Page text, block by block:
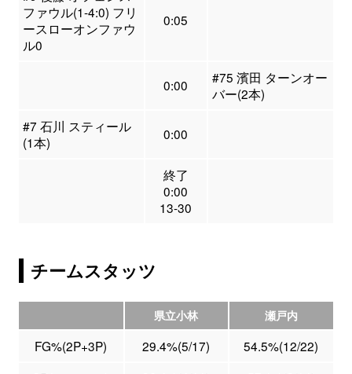
ファウル(1-4:0) フリ
ースローオンファウ
ル0
0:05
0:00
#75 濱田 ターンオー
バー(2本)
#7 石川 スティール
(1本)
0:00
終了
0:00
13-30
チームスタッツ
県立小林 瀬戸内
FG%(2P+3P) 29.4%(5/17)
54.5%(12/22)